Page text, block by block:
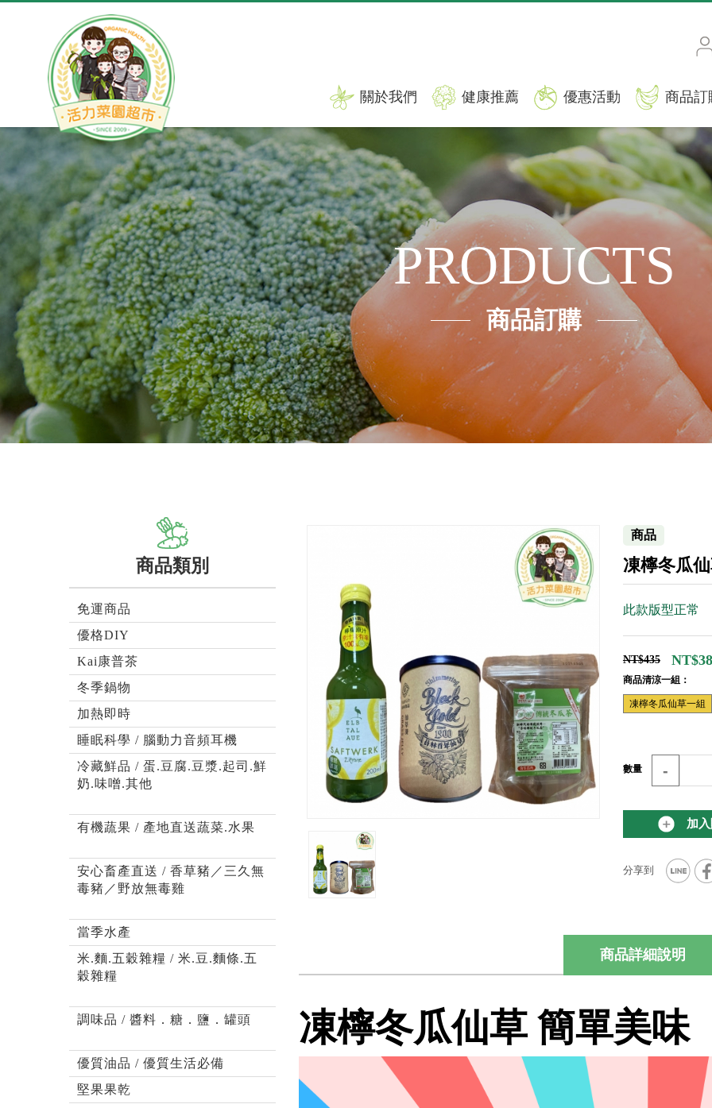
關於我們 健康推薦 優惠活動 商品訂
PRODUCTS
商品訂購
商品類別
免運商品
優格DIY
Kai康普茶
冬季鍋物
加熱即時
睡眠科學 / 腦動力音頻耳機
冷藏鮮品 / 蛋.豆腐.豆漿.起司.鮮
奶.味噌.其他
有機蔬果 / 產地直送蔬菜.水果
安心畜產直送 / 香草豬／三久無
毒豬／野放無毒雞
當季水產
米.麵.五穀雜糧 / 米.豆.麵條.五
穀雜糧
調味品 / 醬料．糖．鹽．罐頭
優質油品 / 優質生活必備
堅果果乾
商品
凍檸冬瓜
此款版型正常
NT$435
商品清涼一組：
凍檸冬瓜仙草一組
數量 -
加
商品詳細說明
凍檸冬瓜仙草 簡單美味